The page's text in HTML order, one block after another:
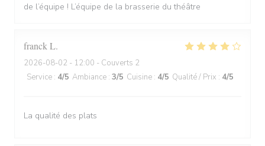
de l’équipe ! L’équipe de la brasserie du théâtre
franck L
2026-08-02 - 12:00 - Couverts 2
Service : 4/5 Ambiance : 3/5 Cuisine : 4/5 Qualité / Prix : 4/5
La qualité des plats